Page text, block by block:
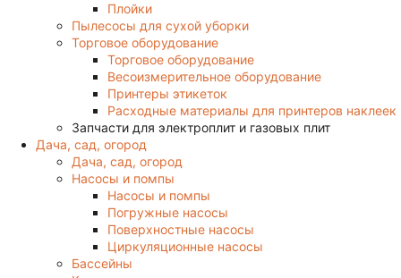
Плойки
Пылесосы для сухой уборки
Торговое оборудование
Торговое оборудование
Весоизмерительное оборудование
Принтеры этикеток
Расходные материалы для принтеров наклеек
Запчасти для электроплит и газовых плит
Дача, сад, огород
Дача, сад, огород
Насосы и помпы
Насосы и помпы
Погружные насосы
Поверхностные насосы
Циркуляционные насосы
Бассейны